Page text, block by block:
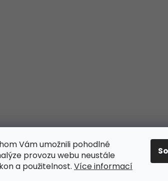
Vám umožnili pohodlné
provozu webu neustále
a použitelnost. Více informací